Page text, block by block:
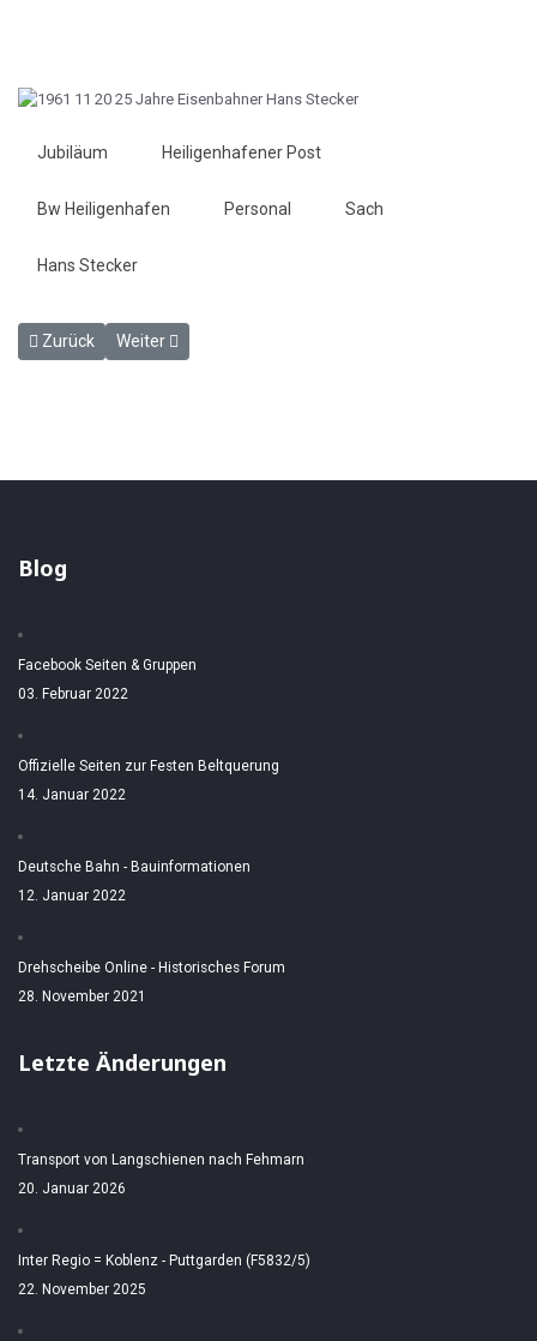
Jubiläum Heiligenhafener Post
Bw Heiligenhafen Personal Sach
Hans Stecker
Vorheriger Beitrag: Scraper verunglückt - Heiligenhafener Post
Zurück Nächster Beitrag: Vor einem technischen Ereignis -
Weiter
Blog
Facebook Seiten & Gruppen
03. Februar 2022
Offizielle Seiten zur Festen Beltquerung
14. Januar 2022
Deutsche Bahn - Bauinformationen
12. Januar 2022
Drehscheibe Online - Historisches Forum
28. November 2021
Letzte Änderungen
Transport von Langschienen nach Fehmarn
20. Januar 2026
Inter Regio = Koblenz - Puttgarden (F5832/5)
22. November 2025